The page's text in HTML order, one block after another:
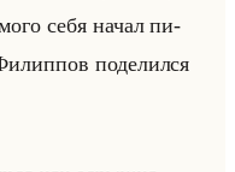
себя начал пи­
по­де­лил­ся